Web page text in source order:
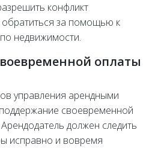
конфликт
за помощью к
недвижимости.
оплаты
управления арендными
своевременной
должен следить
исправно и вовремя